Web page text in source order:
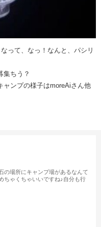
って、なっ！なんと、パシリ
集ちう？
ャンプの様子はmoreAiさん他
の場所にキャンプ場があるなんて
ちゃくちゃいいですね♪自分も行
た！動画の曲すごくいいなと思